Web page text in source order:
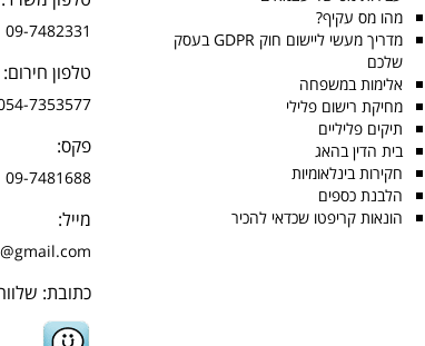
מהו מס עקיף?
מדריך מעשי ליישום חוק GDPR בעסק
שלכם
אלימות במשפחה
מחיקת רישום פלילי
תיקים פליליים
בית הדין בהאג
חקירות בינלאומיות
הלבנת כספים
הונאות קריפטו שכדאי להכיר
09-7482331
טלפון חירום:
7353577
פקס:
09-7481688
מייל:
כתובת: שלווה 39 , הרצליה